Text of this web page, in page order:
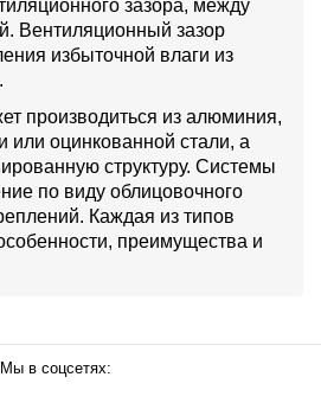
зазора, между
Вентиляционный зазор
избыточной влаги из
производиться из алюминия,
оцинкованной стали, а
структуру. Системы
по виду облицовочного
Каждая из типов
преимущества и
Мы в соцсетях: